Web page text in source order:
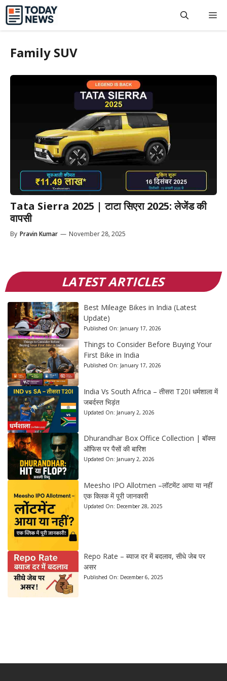
Skip
content
Family SUV
Tata Sierra 2025 | टाटा सिएरा 2025: लेजेंड की
वापसी
By Pravin Kumar — November 28, 2025
LATEST ARTICLES
Best Mileage Bikes in India (Latest
Update)
Published On: January 17, 2026
Things to Consider Before Buying Your
First Bike in India
Published On: January 17, 2026
India Vs South Africa – तीसरा T20I धर्मशाला में
जबर्दस्त भिड़ंत
Updated On: January 2, 2026
Dhurandhar Box Office Collection | बॉक्स
ऑफिस पर पैसों की बारिश
Updated On: January 2, 2026
Meesho IPO Allotmen –लॉटमेंट आया या नहीं
एक क्लिक में पूरी जानकारी
Updated On: December 28, 2025
Repo Rate – ब्याज दर में बदलाव, सीधे जेब पर
असर
Published On: December 6, 2025